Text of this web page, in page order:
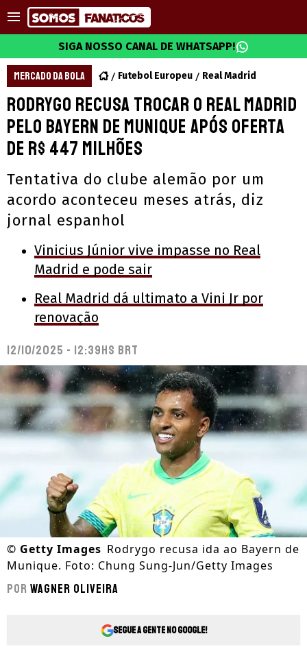
SIGA NOSSO CANAL DE WHATSAPP!
MERCADO DA BOLA Futebol Europeu Real Madrid
Rodrygo recusa trocar o Real Madrid
pelo Bayern de Munique após oferta
de R$ 447 milhões
Tentativa do clube alemão por um
acordo aconteceu meses atrás, diz
jornal espanhol
Vinicius Júnior vive impasse no Real
Madrid e pode sair
Real Madrid dá ultimato a Vini Jr por
renovação
12/10/2025 - 12:39hs BRT
© Getty Images Rodrygo recusa ida ao Bayern de
Munique. Foto: Chung Sung-Jun/Getty Images
Por Wagner Oliveira
Segue a gente no Google!